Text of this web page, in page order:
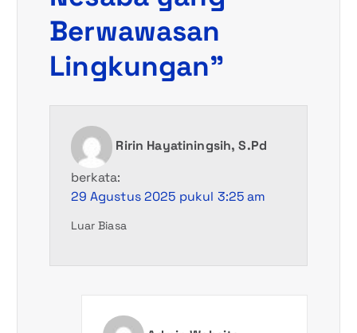
Berwawasan
Lingkungan”
Ririn Hayatiningsih, S.Pd
berkata:
29 Agustus 2025 pukul 3:25 am
Luar Biasa